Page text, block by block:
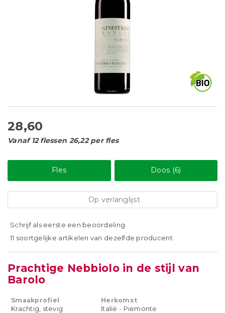
28,60
Vanaf 12 flessen 26,22 per fles
Fles Doos (6)
Op verlanglijst
Schrijf als eerste een beoordeling
11 soortgelijke artikelen van dezelfde producent
Prachtige Nebbiolo in de stijl van
Barolo
Smaakprofiel
Krachtig, stevig
Herkomst
Italië - Piemonte